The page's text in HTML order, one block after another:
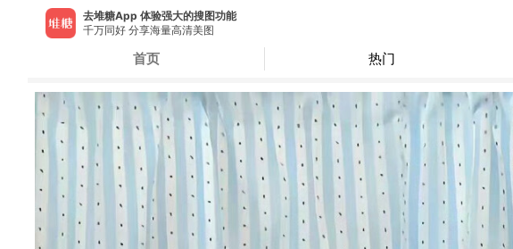
去堆糖App 体验强大的搜图功能
千万同好 分享海量高清美图
首页 热门